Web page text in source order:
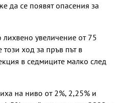
да се появят опасения за
увеличение от 75
ход за пръв път в
в седмиците малко след
на ниво от 2%, 2,25% и